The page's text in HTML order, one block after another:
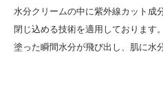
水分クリームの中に紫外線カット成
閉じ込める技術を適用しております。
塗った瞬間水分が飛び出し、肌に水